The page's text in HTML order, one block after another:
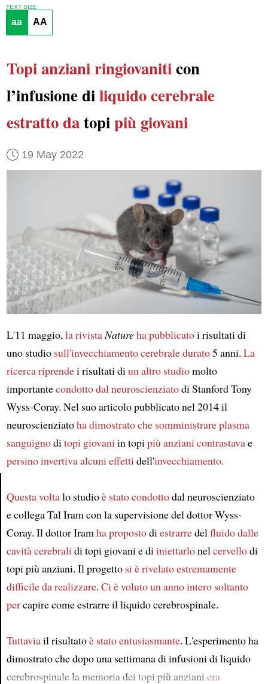
TEXT SIZE
aa AA
Topi anzianiringiovaniticon
l’infusione diliquido cerebrale
estratto datopipiù giovani
19 May 2022
L'11 maggio, la rivista Natureha pubblicatoi risultati di
uno studio sull'invecchiamento cerebraledurato5 anni. La
ricercariprendei risultati di un altro studiomolto
importantecondotto dal neuroscienziatodi Stanford Tony
Wyss-Coray. Nel suo articolo pubblicato nel 2014 il
neuroscienziatoha dimostrato che somministrareplasma
sanguignodi topi giovani in topi più anziani contrastavae
persino invertivaalcuni effetti dell'invecchiamento.
Questa voltalo studioè stato condottodal neuroscienziato
e collega Tal Iram con la supervisione del dottor Wyss-
Coray. Il dottor Iram ha propostodi estrarredel fluido dalle
cavità cerebrali di topi giovani e di iniettarlonel cervellodi
topi più anziani. Il progetto si è rivelato estremamente
difficileda realizzare. Ci è volutoun anno intero soltanto
percapire come estrarre il liquido cerebrospinale.
Tuttaviail risultatoè stato entusiasmante. L'esperimento ha
dimostrato che dopo una settimana di infusioni di liquido
cerebrospinale la memoria dei topi più anziani era